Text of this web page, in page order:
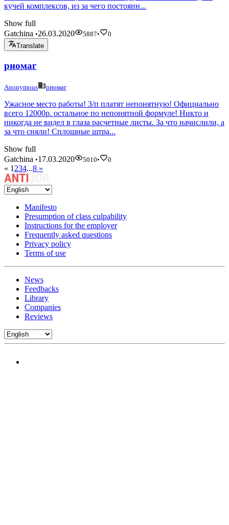
кучей комплексов, из за чего постоянн...
Show full
Gatchina •26.03.2020 5887•
0
Translate
риомаг
Anonymous риомаг
Ужасное место работы! З/п платят непонятную! Официально
всего 12000р. остальное по непонятной формуле! Никто и
никогда не видел в глаза расчетные листы. За что начислили, а
за что сняли! Сплошные штра...
Show full
Gatchina •17.03.2020 5010• 0
« 1 234...8 »
Manifesto
Presumption of class culpability
Instructions for the employer
Frequently asked questions
Privacy policy
Terms of use
News
Feedbacks
Library
Companies
Reviews